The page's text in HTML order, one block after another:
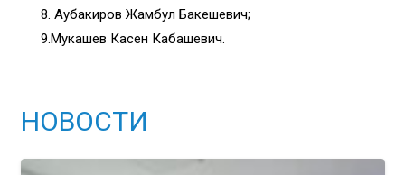
8. Аубакиров Жамбул Бакешевич;
9.Мукашев Касен Кабашевич.
НОВОСТИ